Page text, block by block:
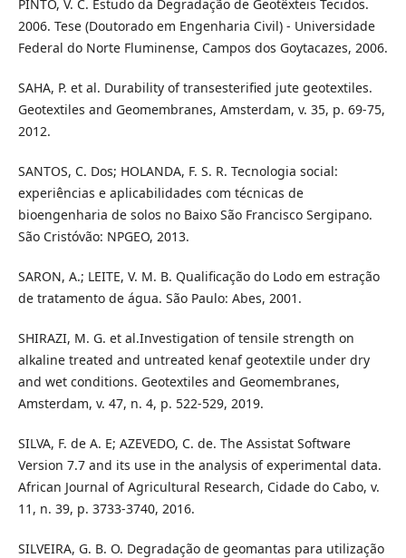
PINTO, V. C. Estudo da Degradação de Geotêxteis Tecidos.
2006. Tese (Doutorado em Engenharia Civil) - Universidade
Federal do Norte Fluminense, Campos dos Goytacazes, 2006.
SAHA, P. et al. Durability of transesterified jute geotextiles.
Geotextiles and Geomembranes, Amsterdam, v. 35, p. 69-75,
2012.
SANTOS, C. Dos; HOLANDA, F. S. R. Tecnologia social:
experiências e aplicabilidades com técnicas de
bioengenharia de solos no Baixo São Francisco Sergipano.
São Cristóvão: NPGEO, 2013.
SARON, A.; LEITE, V. M. B. Qualificação do Lodo em estração
de tratamento de água. São Paulo: Abes, 2001.
SHIRAZI, M. G. et al.Investigation of tensile strength on
alkaline treated and untreated kenaf geotextile under dry
and wet conditions. Geotextiles and Geomembranes,
Amsterdam, v. 47, n. 4, p. 522-529, 2019.
SILVA, F. de A. E; AZEVEDO, C. de. The Assistat Software
Version 7.7 and its use in the analysis of experimental data.
African Journal of Agricultural Research, Cidade do Cabo, v.
11, n. 39, p. 3733-3740, 2016.
SILVEIRA, G. B. O. Degradação de geomantas para utilização